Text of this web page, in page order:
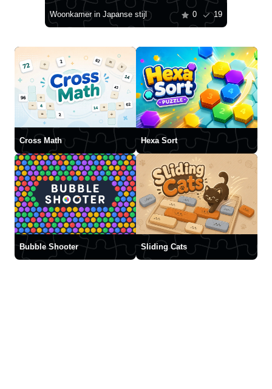
Woonkamer in Japanse stijl 0 19
Cross Math Hexa Sort
Bubble Shooter Sliding Cats